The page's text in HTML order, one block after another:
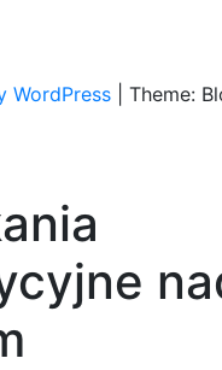
WordPress
Theme: